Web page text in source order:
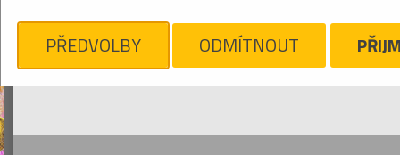
PŘEDVOLBY ODMÍTNOUT